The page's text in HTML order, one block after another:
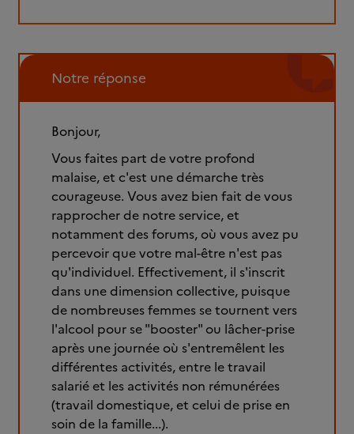
Notre réponse
Bonjour,
Vous faites part de votre profond
malaise, et c'est une démarche très
courageuse. Vous avez bien fait de vous
rapprocher de notre service, et
notamment des forums, où vous avez pu
percevoir que votre mal-être n'est pas
qu'individuel. Effectivement, il s'inscrit
dans une dimension collective, puisque
de nombreuses femmes se tournent vers
l'alcool pour se "booster" ou lâcher-prise
après une journée où s'entremêlent les
différentes activités, entre le travail
salarié et les activités non rémunérées
(travail domestique, et celui de prise en
soin de la famille...).